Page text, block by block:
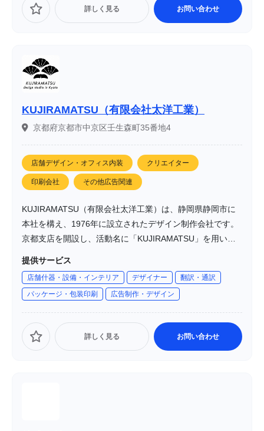
詳しく見る お問い合わせ
KUJIRAMATSU（有限会社太洋工業）
京都府京都市中京区壬生森町35番地4
店舗デザイン・オフィス内装 クリエイター
印刷会社 その他広告関連
KUJIRAMATSU（有限会社太洋工業）は、静岡県静岡市に
本社を構え、1976年に設立されたデザイン制作会社です。
京都支店を開設し、活動名に「KUJIRAMATSU」を用い
の架け橋となることを第一に考え、質の高いデザインを提
供しています。
提供サービス
店舗什器・設備・インテリア デザイナー
翻訳・通訳
パッケージ・包装印刷
広告制作・デザイン
詳しく見る お問い合わせ